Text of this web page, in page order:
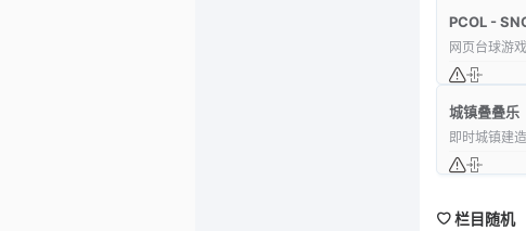
PCOL -
网页台球游
城镇叠叠乐
即时城镇建
栏目随机